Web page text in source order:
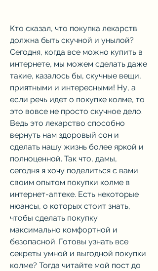
Кто сказал, что покупка лекарств
должна быть скучной и унылой?
Сегодня, когда все можно купить в
интернете, мы можем сделать даже
такие, казалось бы, скучные вещи,
приятными и интересными! Ну, а
если речь идет о покупке колме, то
это вовсе не просто скучное дело.
Ведь это лекарство способно
вернуть нам здоровый сон и
сделать нашу жизнь более яркой и
полноценной. Так что, дамы,
сегодня я хочу поделиться с вами
своим опытом покупки колме в
интернет-аптеке. Есть некоторые
нюансы, о которых стоит знать,
чтобы сделать покупку
максимально комфортной и
безопасной. Готовы узнать все
секреты умной и выгодной покупки
колме? Тогда читайте мой пост до